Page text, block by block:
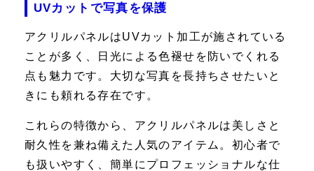
UVカットで写真を保護
アクリルパネルはUVカット加工が施されている
ことが多く、日光による色褪せを防いでくれる
点も魅力です。大切な写真を長持ちさせたいと
きにも頼れる存在です。
これらの特徴から、アクリルパネルは美しさと
耐久性を兼ね備えた人気のアイテム。初心者で
も扱いやすく、簡単にプロフェッショナルな仕